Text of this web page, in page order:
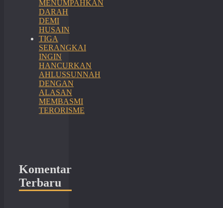
MENUMPAHKAN
DARAH
DEMI
HUSAIN
TIGA
SERANGKAI
INGIN
HANCURKAN
AHLUSSUNNAH
DENGAN
ALASAN
MEMBASMI
TERORISME
Komentar
Terbaru